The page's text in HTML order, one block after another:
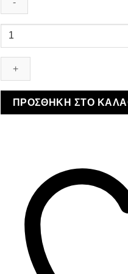
ABO
Πετσέτες
2τμχ
(Χρώματα)
ποσότητα
ΠΡΟΣΘΉΚΗ ΣΤΟ